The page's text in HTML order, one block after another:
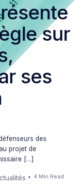
sur
ses
des
projet de
[…]
4 Min Read